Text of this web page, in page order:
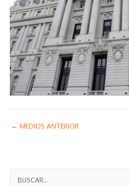
← MEDIOS ANTERIOR